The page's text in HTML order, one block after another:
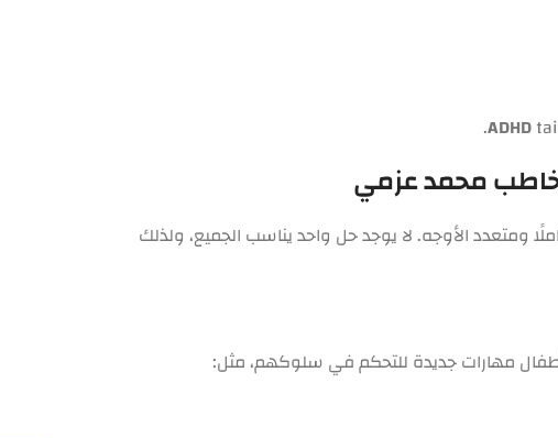
ومتعدد الأوجه. لا يوجد حل واحد يناسب الجميع، ولذلك
مهارات جديدة للتحكم في سلوكهم، مثل: